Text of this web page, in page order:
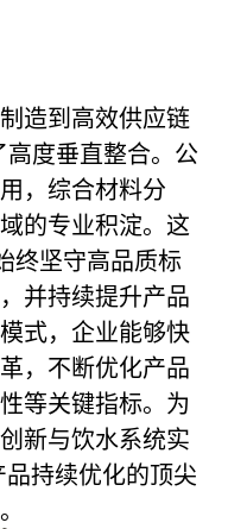
造到高效供应链
度垂直整合。公
，综合材料分
的专业积淀。这
终坚守高品质标
并持续提升产品
式，企业能够快
，不断优化产品
等关键指标。为
新与饮水系统实
持续优化的顶尖